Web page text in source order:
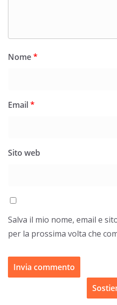
Nome*
Email*
Sito web
Salva il mio nome, email e
per la prossima volta che